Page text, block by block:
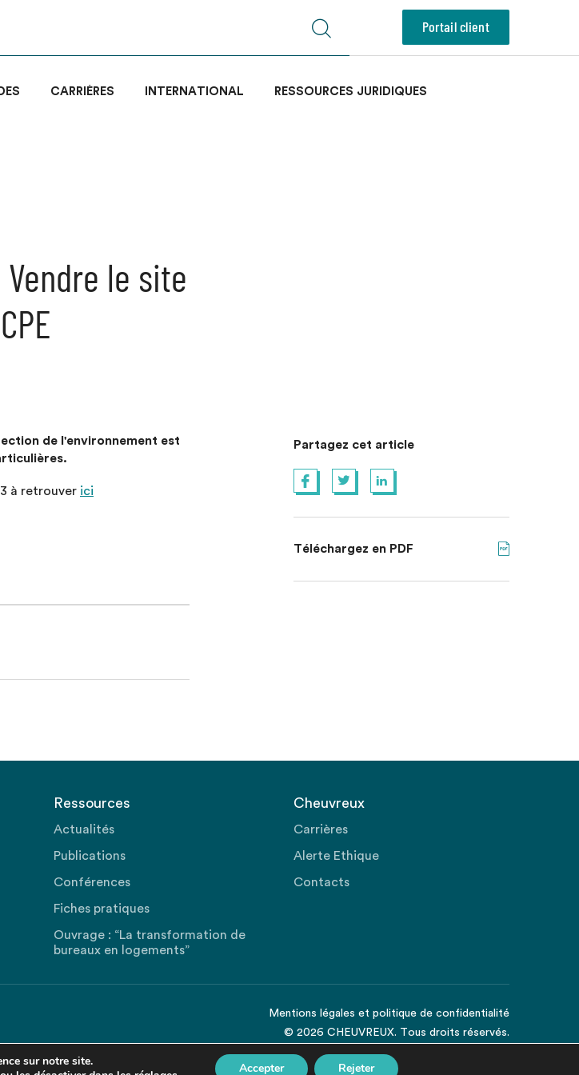
Portail client
CARRIÈRES INTERNATIONAL RESSOURCES JURIDIQUES
le site
de l'environnement est
à retrouver ici
Partagez cet article
Téléchargez en PDF
Ressources
Actualités
Publications
Conférences
Fiches pratiques
Ouvrage : “La transformation de
bureaux en logements”
Cheuvreux
Carrières
Alerte Ethique
Contacts
Mentions légales et politique de confidentialité
© 2026 CHEUVREUX. Tous droits réservés.
sur notre site.
Accepter Rejeter